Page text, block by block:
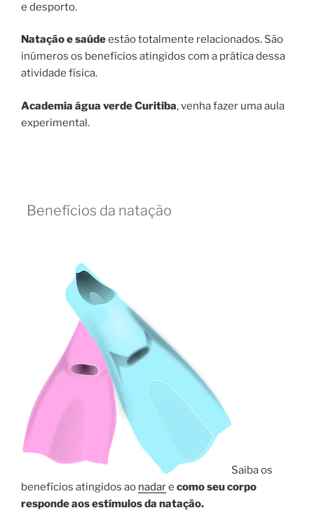
e desporto.
Natação e saúdeestão totalmente relacionados. São
inúmeros os benefícios atingidos com a prática dessa
atividade física.
Academia água verde Curitiba, venha fazer uma aula
experimental.
Benefícios da natação
Saiba os
benefícios atingidos ao nadare como seu corpo
responde aos estímulos da natação.